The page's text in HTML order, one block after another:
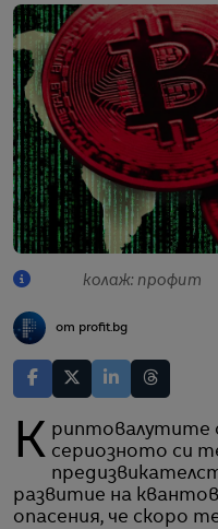
колаж: профит
от profit.bg
Криптовалутите са изправени пред най- сериозното си
развитие на
опасения, че скоро